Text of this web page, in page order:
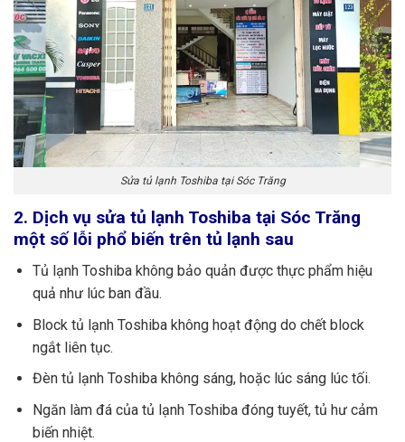
Sửa tủ lạnh Toshiba tại Sóc Trăng
2. Dịch vụ sửa tủ lạnh Toshiba tại Sóc Trăng
một số lỗi phổ biến trên tủ lạnh sau
Tủ lạnh Toshiba không bảo quản được thực phẩm hiệu
quả như lúc ban đầu.
Block tủ lạnh Toshiba không hoạt động do chết block
ngắt liên tục.
Đèn tủ lạnh Toshiba không sáng, hoặc lúc sáng lúc tối.
Ngăn làm đá của tủ lạnh Toshiba đóng tuyết, tủ hư cảm
biến nhiệt.